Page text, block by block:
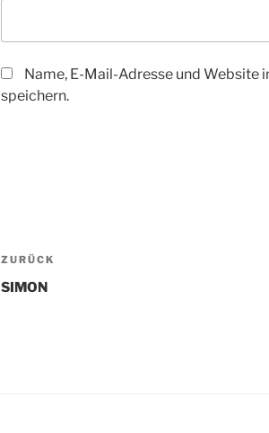
Name, E-Mail-Adresse und Website
speichern.
Beitragsnavigation
Vorheriger
Beitrag
ZURÜCK
SIMON